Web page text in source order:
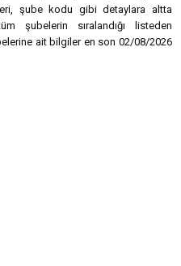
şube kodu gibi detaylara altta
şubelerin sıralandığı listeden
ait bilgiler en son 02/08/2026